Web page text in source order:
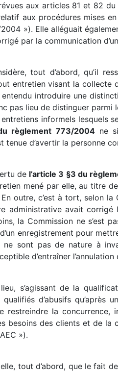
aux articles 81 et 82
aux procédures mises
»). Elle alléguait
par la communication
tout d’abord, qu’il
entretien visant la collecte
introduire une
pas lieu de distinguer
informels lesquels
règlement 773/2004ne
tenue d’avertir la personne
de l’article 3 §3 du
mené par elle, au titre de
En outre, c’est à tort, selon
administrative avait corrigé
la Commission ne s’est
enregistrement pour
ne sont pas de nature à
d’entraîner
s’agissant de la
d’abusifs
restreindre la
besoins des clients et de
»).
tout d’abord, que le fait